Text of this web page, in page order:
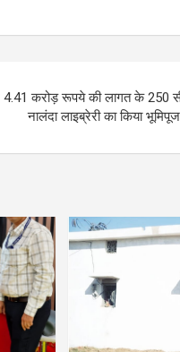
4.41 करोड़ रूपये की लागत के 250
नालंदा लाइब्रेरी का किया